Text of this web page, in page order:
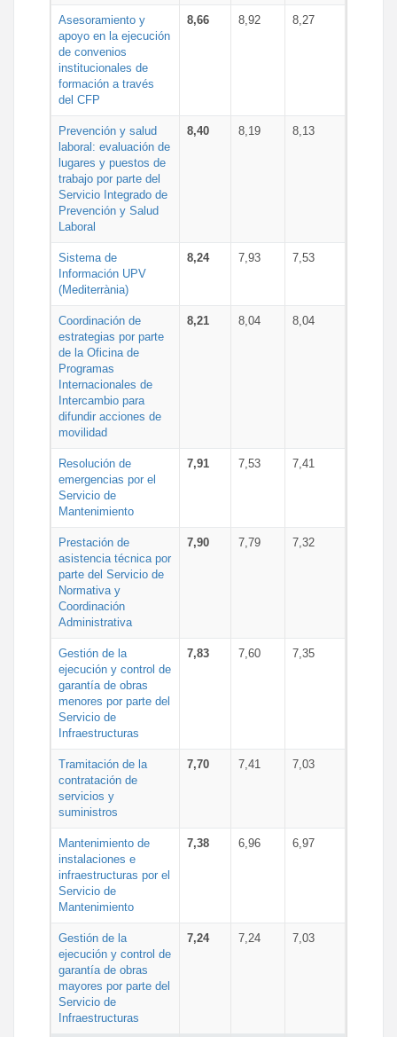
Asesoramiento y
apoyo en la ejecución
de convenios
institucionales de
formación a través
del CFP
8,66 8,92 8,27
Prevención y salud
laboral: evaluación de
lugares y puestos de
trabajo por parte del
Servicio Integrado de
Prevención y Salud
Laboral
8,40 8,19 8,13
Sistema de
Información UPV
(Mediterrània)
8,24 7,93 7,53
Coordinación de
estrategias por parte
de la Oficina de
Programas
Internacionales de
Intercambio para
difundir acciones de
movilidad
8,21 8,04 8,04
Resolución de
emergencias por el
Servicio de
Mantenimiento
7,91 7,53 7,41
Prestación de
asistencia técnica por
parte del Servicio de
Normativa y
Coordinación
Administrativa
7,90 7,79 7,32
Gestión de la
ejecución y control de
garantía de obras
menores por parte del
Servicio de
Infraestructuras
7,83 7,60 7,35
Tramitación de la
contratación de
servicios y
suministros
7,70 7,41 7,03
Mantenimiento de
instalaciones e
infraestructuras por el
Servicio de
Mantenimiento
7,38 6,96 6,97
Gestión de la
ejecución y control de
garantía de obras
mayores por parte del
Servicio de
Infraestructuras
7,24 7,24 7,03